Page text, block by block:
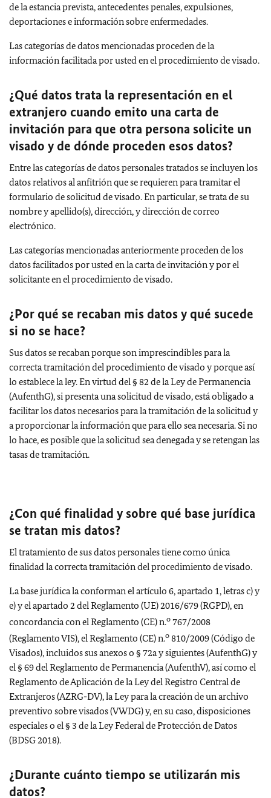
de la estancia prevista, antecedentes penales, expulsiones,
deportaciones e información sobre enfermedades.
Las categorías de datos mencionadas proceden de la
información facilitada por usted en el procedimiento de visado.
¿Qué datos trata la representación en el
extranjero cuando emito una carta de
invitación para que otra persona solicite un
visado y de dónde proceden esos datos?
Entre las categorías de datos personales tratados se incluyen los
datos relativos al anfitrión que se requieren para tramitar el
formulario de solicitud de visado. En particular, se trata de su
nombre y apellido(s), dirección, y dirección de correo
electrónico.
Las categorías mencionadas anteriormente proceden de los
datos facilitados por usted en la carta de invitación y por el
solicitante en el procedimiento de visado.
¿Por qué se recaban mis datos y qué sucede
si no se hace?
Sus datos se recaban porque son imprescindibles para la
correcta tramitación del procedimiento de visado y porque así
lo establece la ley. En virtud del § 82 de la Ley de Permanencia
(AufenthG), si presenta una solicitud de visado, está obligado a
facilitar los datos necesarios para la tramitación de la solicitud y
a proporcionar la información que para ello sea necesaria. Si no
lo hace, es posible que la solicitud sea denegada y se retengan las
tasas de tramitación.
¿Con qué finalidad y sobre qué base jurídica
se tratan mis datos?
El tratamiento de sus datos personales tiene como única
finalidad la correcta tramitación del procedimiento de visado.
La base jurídica la conforman el artículo 6, apartado 1, letras c) y
e) y el apartado 2 del Reglamento (UE) 2016/679 (RGPD), en
concordancia con el Reglamento (CE) n.o767/2008
(Reglamento VIS), el Reglamento (CE) n.o810/2009 (Código de
Visados), incluidos sus anexos o § 72a y siguientes (AufenthG) y
el § 69 del Reglamento de Permanencia (AufenthV), así como el
Reglamento de Aplicación de la Ley del Registro Central de
Extranjeros (AZRG-DV), la Ley para la creación de un archivo
preventivo sobre visados (VWDG) y, en su caso, disposiciones
especiales o el § 3 de la Ley Federal de Protección de Datos
(BDSG 2018).
¿Durante cuánto tiempo se utilizarán mis
datos?